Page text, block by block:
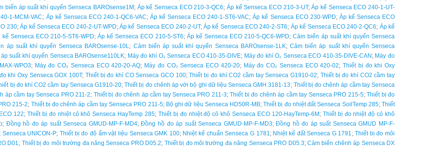
biến áp suất khí quyển Senseca BAROsense1M ; Áp kế Senseca ECO 210-3-QC6;Áp kế Senseca ECO 210-3-UT;Áp kế Senseca ECO 240-1-UT-
1-MCM-VAC; Áp kế Senseca ECO 240-1-QC6-VAC; Áp kế Senseca ECO 240-1-ST6-VAC;Áp kế Senseca ECO 230-WPD; Áp kế Senseca ECO
230;Áp kế Senseca ECO 240-2-UT-WPD;Áp kế Senseca ECO 240-2-UT; Áp kế Senseca ECO 240-2-ST6; Áp kế Senseca ECO 240-2-QC6; Áp kế
kế Senseca ECO 210-5-ST6-WPD; Áp kế Senseca ECO 210-5-ST6; Áp kế Senseca ECO 210-5-QC6-WPD;Cảm biến áp suất khí quyển Senseca
áp suất khí quyển Senseca BAROsense-10L; Cảm biến áp suất khí quyển Senseca BAROsense-1LK; Cảm biến áp suất khí quyển Senseca
suất khí quyển Senseca BAROsense110LK; Máy đo khí O₂ Senseca ECO 410-35-DIVE; Máy đo khí O₂ Senseca ECO 410-35-DIVE-CAN ; Máy đo
WPO3; Máy đo CO₂ Senseca ECO 420-20-AQ; Máy đo CO₂ Senseca ECO 420-20; Máy đo CO₂ Senseca ECO 420-02;Thiết bị đo khi Oxy
khi Oxy Senseca GOX 100T; Thiết bị đo khí CO Senseca GCO 100;Thiết bị đo khí CO2 cầm tay Senseca G1910-02; Thiết bị đo khí CO2 cầm tay
bị đo khí CO2 cầm tay Senseca G1910-20;Thiết bị đo chênh áp với bộ ghi dữ liệu Senseca GMH 3181-13 ; Thiết bị đo chênh áp cầm tay Senseca
áp cầm tay Senseca PRO 211-2; Thiết bị đo chênh áp cầm tay Senseca PRO 211-3;Thiết bị đo chênh áp cầm tay Senseca PRO 215-5;Thiết bị đo
215-2; Thiết bị đo chênh áp cầm tay Senseca PRO 211-5; Bộ ghi dữ liệu Senseca HD50R-MB;Thiết bị đo nhiệt đất Senseca SoilTemp 285;Thiết
122;Thiết bị đo nhiệt cỏ khô Senseca HayTemp 285; Thiết bị đo nhiệt độ cỏ khô Senseca ECO 120-HayTemp-6M ; Thiết bị đo nhiệt độ cỏ khô
; Đồng hồ đo áp suất Senseca GMUD-MP-F-MD4;Đồng hồ đo áp suất Senseca GMUD-MP-F-MD3;Đồng hồ đo áp suất Senseca GMUD MP-F-
UNICON-P;Thiết bị đo độ ẩm vật liệu Senseca GMK 100; Nhiệt kế chuẩn Senseca G 1781; Nhiệt kế đất Senseca G 1791 ;Thiết bị đo môi
D01; Thiết bị đo môi trường đa năng Senseca PRO D05.2; Thiết bị đo môi trường đa năng Senseca PRO D05.3; Cảm biến chênh áp Senseca DX